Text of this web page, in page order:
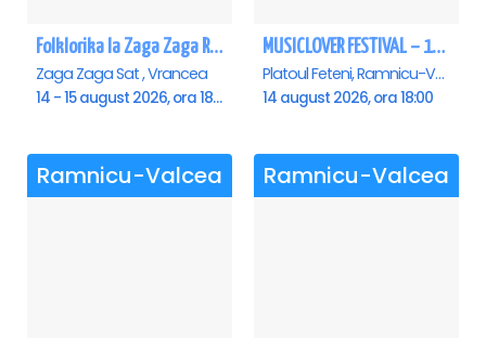
Folklorika la Zaga Zaga Resort - Anulat
Zaga Zaga Sat , Vrancea
14 - 15 august 2026, ora 18:00
MUSICLOVER FESTIVAL – 14 August – Puya, Johny Romano, Shift, Badd G, DJ Matei & Bogdanov
Platoul Feteni, Ramnicu-Valcea
14 august 2026, ora 18:00
Ramnicu-Valcea Ramnicu-Valcea